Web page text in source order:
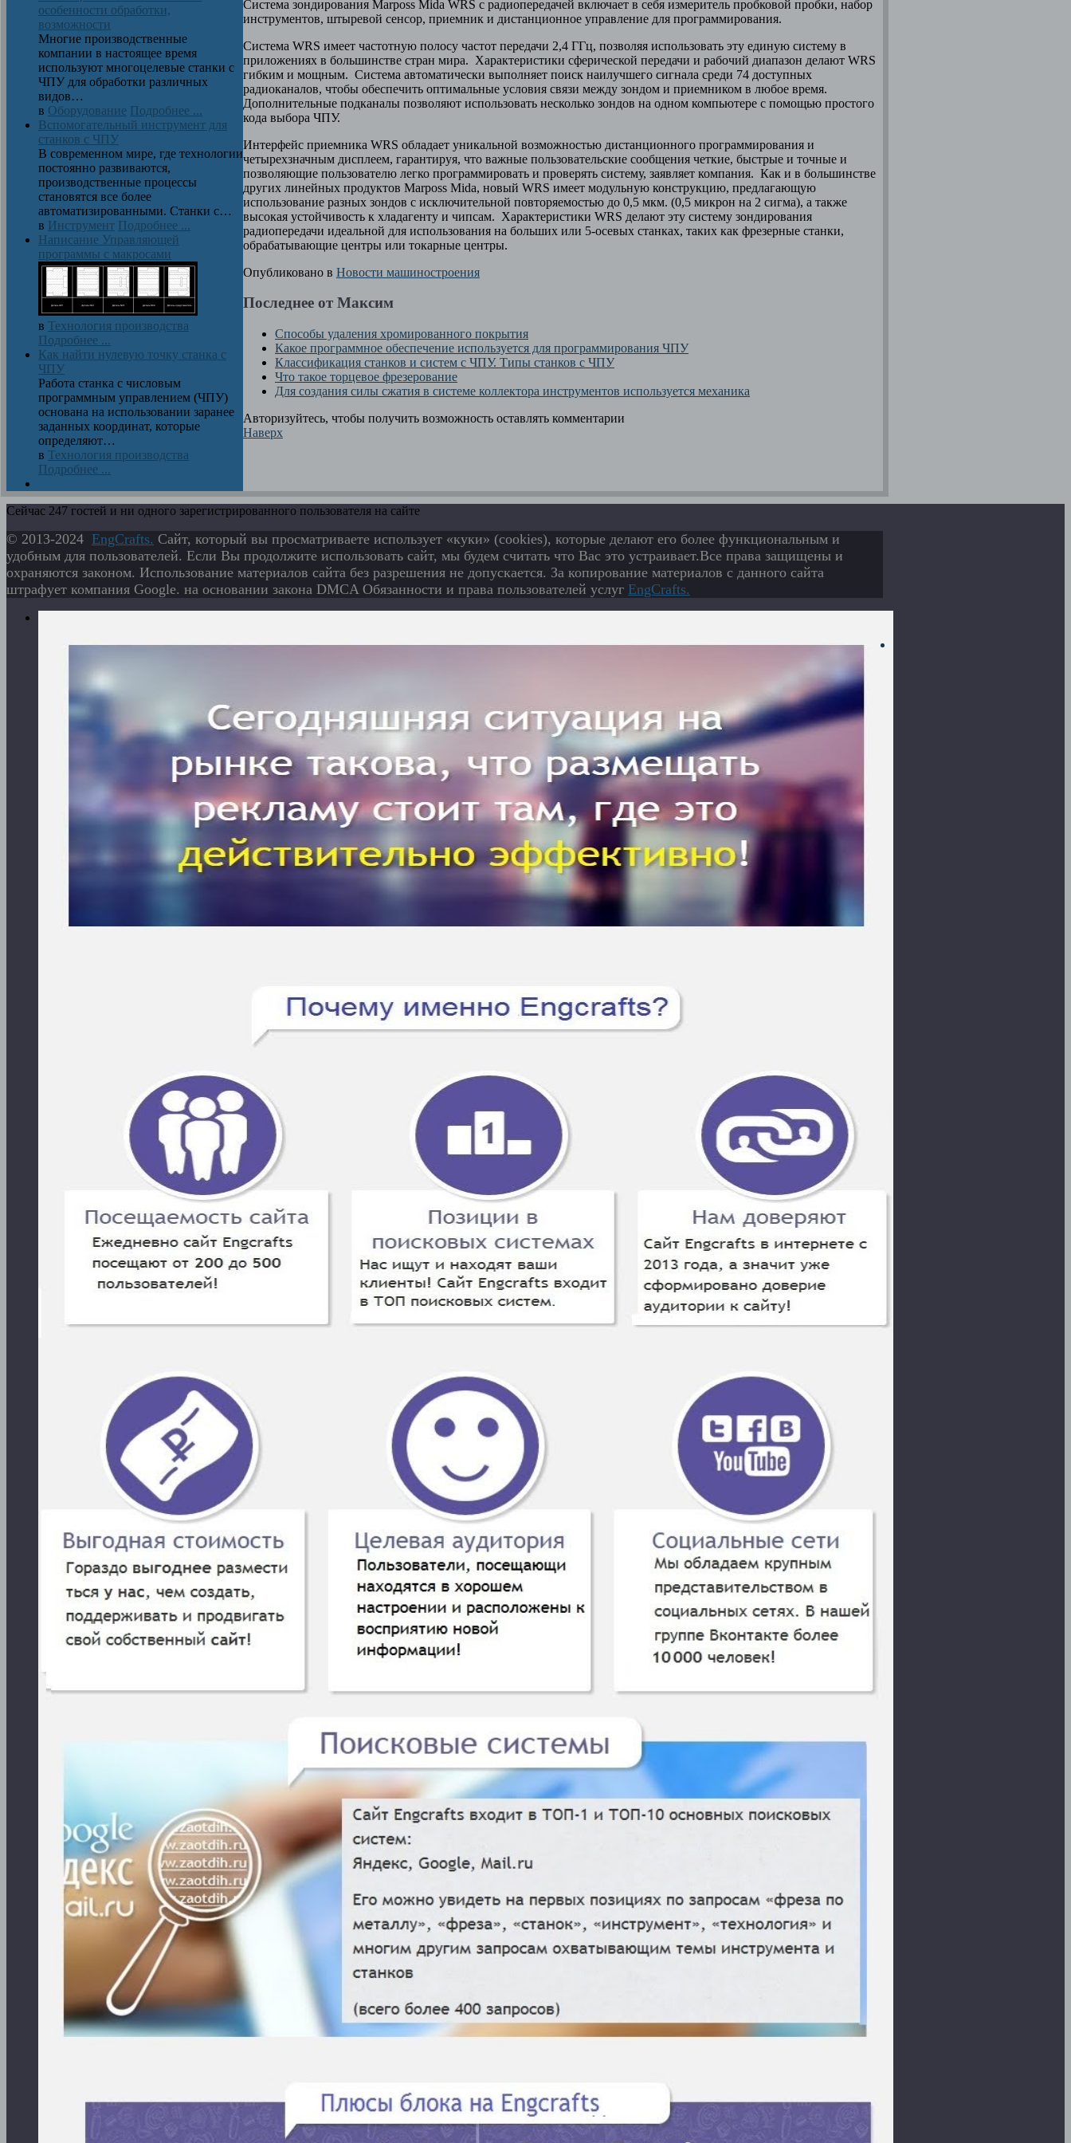
Система зондирования Marposs Mida WRS с радиопередачей включает в себя измеритель пробковой пробки, набор
инструментов, штыревой сенсор, приемник и дистанционное управление для программирования.
Система WRS имеет частотную полосу частот передачи 2,4 ГГц, позволяя использовать эту единую систему в
приложениях в большинстве стран мира. Характеристики сферической передачи и рабочий диапазон делают WRS
гибким и мощным. Система автоматически выполняет поиск наилучшего сигнала среди 74 доступных
радиоканалов, чтобы обеспечить оптимальные условия связи между зондом и приемником в любое время.
Дополнительные подканалы позволяют использовать несколько зондов на одном компьютере с помощью простого
кода выбора ЧПУ.
Интерфейс приемника WRS обладает уникальной возможностью дистанционного программирования и
четырехзначным дисплеем, гарантируя, что важные пользовательские сообщения четкие, быстрые и точные и
позволяющие пользователю легко программировать и проверять систему, заявляет компания. Как и в большинстве
других линейных продуктов Marposs Mida, новый WRS имеет модульную конструкцию, предлагающую
использование разных зондов с исключительной повторяемостью до 0,5 мкм. (0,5 микрон на 2 сигма), а также
высокая устойчивость к хладагенту и чипсам. Характеристики WRS делают эту систему зондирования
радиопередачи идеальной для использования на больших или 5-осевых станках, таких как фрезерные станки,
обрабатывающие центры или токарные центры.
Опубликовано в Новости машиностроения
Последнее от Максим
Способы удаления хромированного покрытия
Какое программное обеспечение используется для программирования ЧПУ
Классификация станков и систем с ЧПУ. Типы станков с ЧПУ
Что такое торцевое фрезерование
Для создания силы сжатия в системе коллектора инструментов используется механика
Авторизуйтесь, чтобы получить возможность оставлять комментарии
Наверх
особенности обработки,
возможности
Многие производственные
компании в настоящее время
используют многоцелевые станки с
ЧПУ для обработки различных
видов…
в Оборудование Подробнее ...
Вспомогательный инструмент для
станков с ЧПУ
В современном мире, где технологии
постоянно развиваются,
производственные процессы
становятся все более
автоматизированными. Станки с…
в Инструмент Подробнее ...
Написание Управляющей
программы с макросами
в Технология производства
Подробнее ...
Как найти нулевую точку станка с
ЧПУ
Работа станка с числовым
программным управлением (ЧПУ)
основана на использовании заранее
заданных координат, которые
определяют…
в Технология производства
Подробнее ...
Сейчас 247 гостей и ни одного зарегистрированного пользователя на сайте
© 2013-2024 EngСrafts. Сайт, который вы просматриваете использует «куки» (cookies), которые делают его более функциональным и
удобным для пользователей. Если Вы продолжите использовать сайт, мы будем считать что Вас это устраивает.Все права защищены и
охраняются законом. Использование материалов сайта без разрешения не допускается. За копирование материалов с данного сайта
штрафует компания Google. на основании закона DMCA Обязанности и права пользователей услуг EngСrafts.